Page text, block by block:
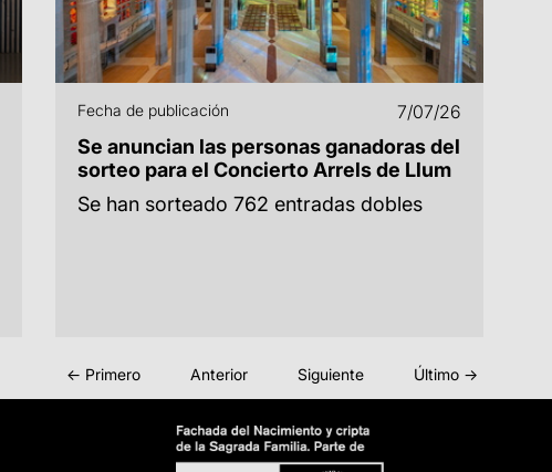
Fecha de publicación 7/07/26
Se anuncian las personas ganadoras del
sorteo para el Concierto Arrels de Llum
Se han sorteado 762 entradas dobles
← Primero Anterior Siguiente Último →